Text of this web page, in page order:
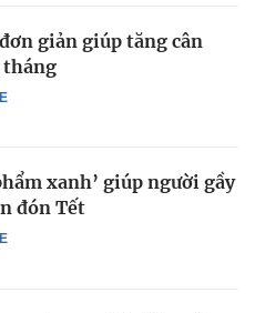
giản giúp tăng cân
tháng
xanh’ giúp người gầy
đón Tết